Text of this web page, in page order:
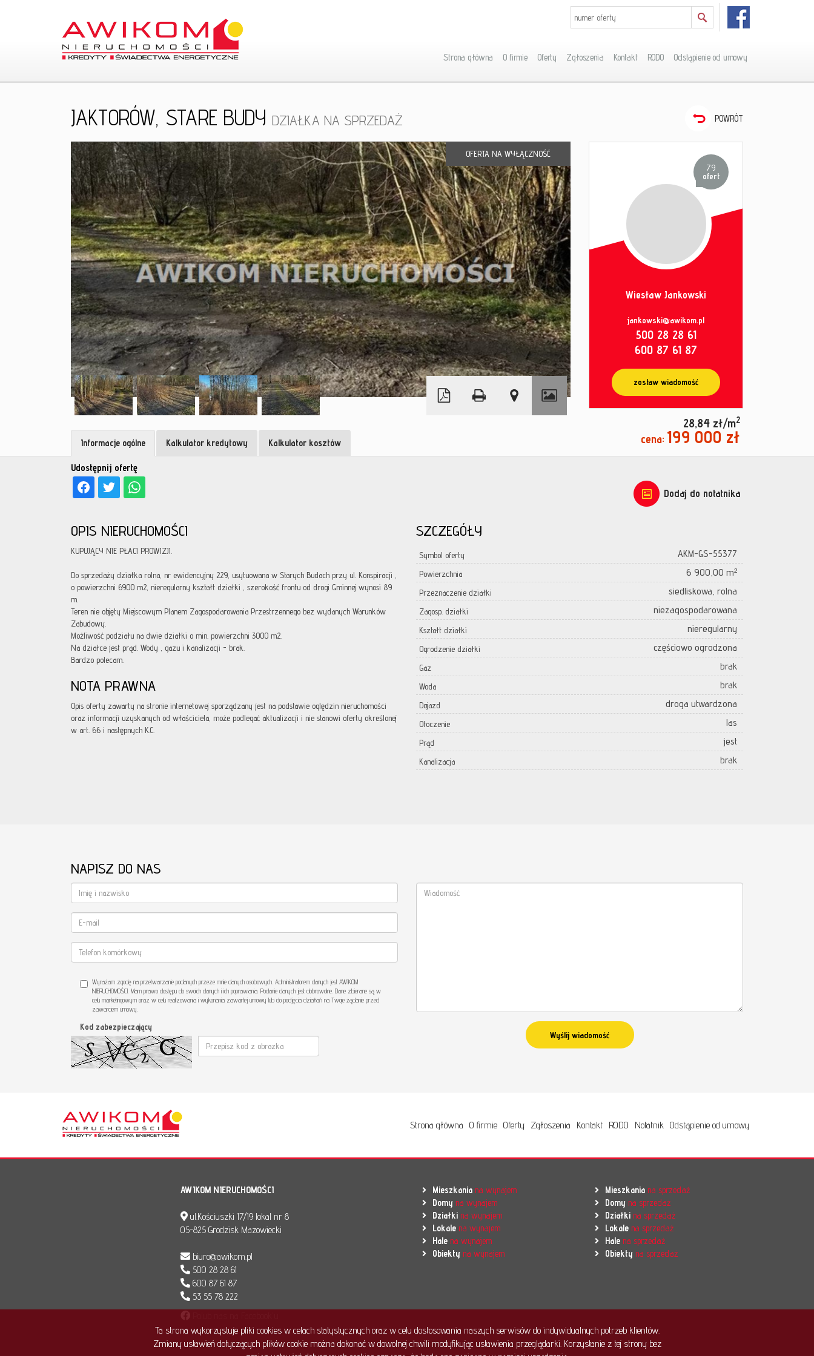
Strona główna O firmie Oferty Zgłoszenia Kontakt RODO Odstąpienie od umowy
JAKTORÓW, STARE BUDY DZIAŁKA NA SPRZEDAŻ POWRÓT
OFERTA NA WYŁĄCZNOŚĆ
+
−
Leaflet|© MapTiler ©OpenStreetMap contributors
79
ofert
Wiesław Jankowski
jankowski@awikom.pl
500 28 28 61
600 87 61 87
zostaw wiadomość
28,84 zł/m2
cena: 199 000 zł
Dodaj do notatnika
Udostępnij ofertę
Informacje ogólne Kalkulator kredytowy Kalkulator kosztów
OPIS NIERUCHOMOŚCI
KUPUJĄCY NIE PŁACI PROWIZJI.
Do sprzedaży działka rolna, nr ewidencyjny 229, usytuowana w Starych Budach przy ul. Konspiracji ,
o powierzchni 6900 m2, nieregularny kształt działki , szerokość frontu od drogi Gminnej wynosi 89
m.
Teren nie objęty Miejscowym Planem Zagospodarowania Przestrzennego bez wydanych Warunków
Zabudowy.
Możliwość podziału na dwie działki o min. powierzchni 3000 m2.
Na działce jest prąd. Wody , gazu i kanalizacji - brak.
Bardzo polecam.
NOTA PRAWNA
Opis oferty zawarty na stronie internetowej sporządzany jest na podstawie oględzin nieruchomości
oraz informacji uzyskanych od właściciela, może podlegać aktualizacji i nie stanowi oferty określonej
w art. 66 i następnych K.C.
SZCZEGÓŁY
Symbol oferty AKM-GS-55377
Powierzchnia 6 900,00 m²
Przeznaczenie działki siedliskowa, rolna
Zagosp. działki niezagospodarowana
Kształt działki nieregularny
Ogrodzenie działki częściowo ogrodzona
Gaz brak
Woda brak
Dojazd droga utwardzona
Otoczenie las
Prąd jest
Kanalizacja brak
NAPISZ DO NAS
Wyrażam zgodę na przetwarzanie podanych przeze mnie danych osobowych. Administratorem danych jest AWIKOM
NIERUCHOMOŚCI. Mam prawo dostępu do swoich danych i ich poprawiania. Podanie danych jest dobrowolne. Dane zbierane są w
celu marketingowym oraz w celu realizowania i wykonania zawartej umowy lub do podjęcia działań na Twoje żądanie przed
zawarciem umowy.
Kod zabezpieczający
Strona główna O firmie Oferty Zgłoszenia Kontakt RODO Notatnik Odstąpienie od umowy
AWIKOM NIERUCHOMOŚCI
ul.Kościuszki 17/19 lokal nr 8
05-825 Grodzisk Mazowiecki
biuro@awikom.pl
500 28 28 61
600 87 61 87
53 55 78 222
Mieszkania na wynajem
Domy na wynajem
Działki na wynajem
Lokale na wynajem
Hale na wynajem
Obiekty na wynajem
Mieszkania na sprzedaż
Domy na sprzedaż
Działki na sprzedaż
Lokale na sprzedaż
Hale na sprzedaż
Obiekty na sprzedaż
Ta strona wykorzystuje pliki cookies w celach statystycznych oraz w celu dostosowania naszych serwisów do indywidualnych potrzeb klientów.
Zmiany ustawień dotyczących plików cookie można dokonać w dowolnej chwili modyfikując ustawienia przeglądarki. Korzystanie z tej strony bez